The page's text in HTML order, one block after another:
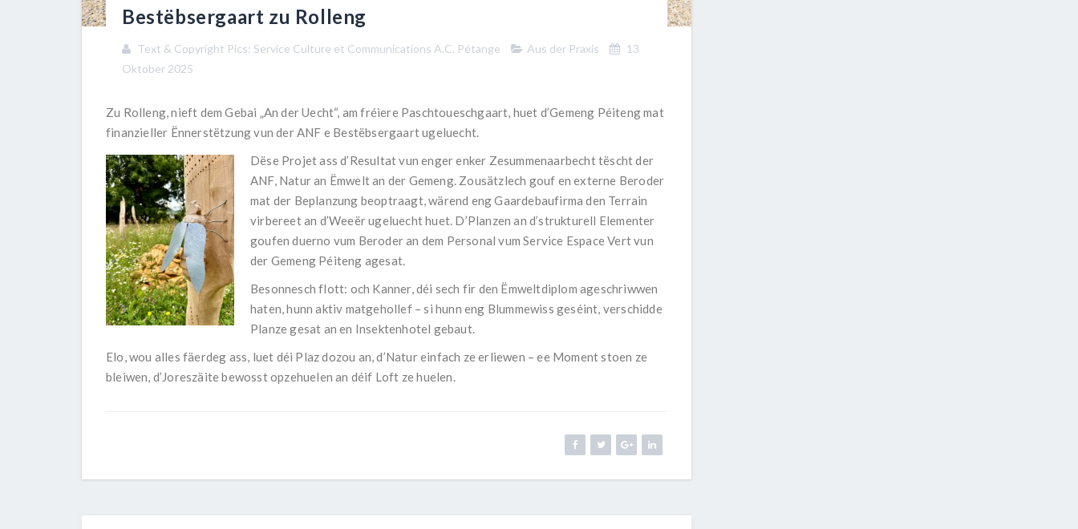
Bestëbsergaart zu Rolleng
Text & Copyright Pics: Service Culture et Communications A.C. Pétange Aus der Praxis
13
Oktober 2025
Zu Rolleng, nieft dem Gebai „An der Uecht“, am fréiere Paschtoueschgaart, huet d’Gemeng Péiteng mat
finanzieller Ënnerstëtzung vun der ANF e Bestëbsergaart ugeluecht.
Dëse Projet ass d’Resultat vun enger enker Zesummenaarbecht tëscht der
ANF, Natur an Ëmwelt an der Gemeng. Zousätzlech gouf en externe Beroder
mat der Beplanzung beoptraagt, wärend eng Gaardebaufirma den Terrain
virbereet an d’Weeër ugeluecht huet. D’Planzen an d’strukturell Elementer
goufen duerno vum Beroder an dem Personal vum Service Espace Vert vun
der Gemeng Péiteng agesat.
Besonnesch flott: och Kanner, déi sech fir den Ëmweltdiplom ageschriwwen
haten, hunn aktiv matgehollef – si hunn eng Blummewiss geséint, verschidde
Planze gesat an en Insektenhotel gebaut.
Elo, wou alles fäerdeg ass, luet déi Plaz dozou an, d’Natur einfach ze erliewen – ee Moment stoen ze
bleiwen, d’Joreszäite bewosst opzehuelen an déif Loft ze huelen.